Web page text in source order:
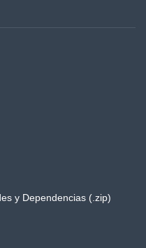
y Dependencias (.zip)